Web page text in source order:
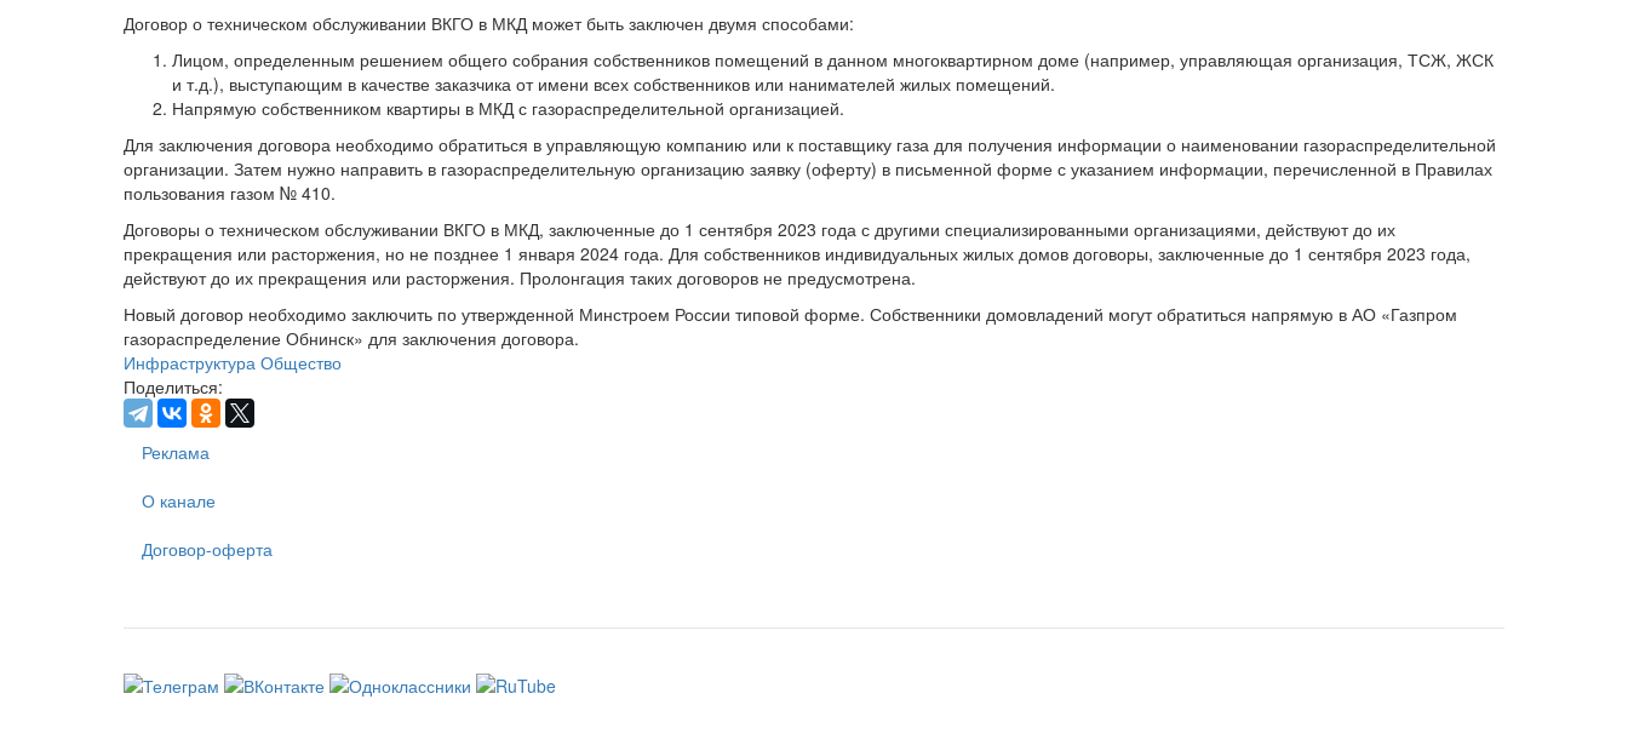
Договор о техническом обслуживании ВКГО в МКД может быть заключен двумя способами:
Лицом, определенным решением общего собрания собственников помещений в данном многоквартирном доме (например, управляющая организация, ТСЖ, ЖСК
и т.д.), выступающим в качестве заказчика от имени всех собственников или нанимателей жилых помещений.
Напрямую собственником квартиры в МКД с газораспределительной организацией.
Для заключения договора необходимо обратиться в управляющую компанию или к поставщику газа для получения информации о наименовании газораспределительной
организации. Затем нужно направить в газораспределительную организацию заявку (оферту) в письменной форме с указанием информации, перечисленной в Правилах
пользования газом № 410.
Договоры о техническом обслуживании ВКГО в МКД, заключенные до 1 сентября 2023 года с другими специализированными организациями, действуют до их
прекращения или расторжения, но не позднее 1 января 2024 года. Для собственников индивидуальных жилых домов договоры, заключенные до 1 сентября 2023 года,
действуют до их прекращения или расторжения. Пролонгация таких договоров не предусмотрена.
Новый договор необходимо заключить по утвержденной Минстроем России типовой форме. Собственники домовладений могут обратиться напрямую в АО «Газпром
газораспределение Обнинск» для заключения договора.
Инфраструктура Общество
Поделиться:
Реклама
О канале
Договор-оферта